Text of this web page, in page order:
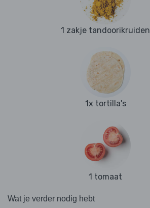
1 zakje tandoorikruiden
1x tortilla's
1 tomaat
Wat je verder nodig hebt